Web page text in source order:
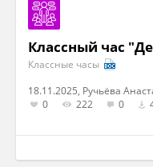
Классный час
Классные часы
18.11.2025, Ручьёва
0
222 0